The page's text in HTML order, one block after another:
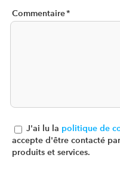
Commentaire*
J'ai lu la politique de
accepte d'être contacté
produits et services.